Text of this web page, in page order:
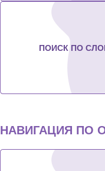
ПОИСК ПО
НАВИГАЦИЯ ПО